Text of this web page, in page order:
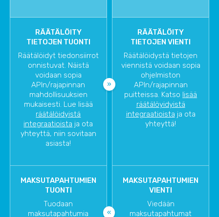
RÄÄTÄLÖITY
TIETOJEN TUONTI
Räätälöidyt tiedonsiirrot
onnistuvat. Näistä
voidaan sopia
APIn/rajapinnan
mahdollisuuksien
mukaisesti. Lue lisää
räätälöidyistä
integraatioista ja ota
yhteyttä, niin sovitaan
asiasta!
RÄÄTÄLÖITY
TIETOJEN VIENTI
Räätälöidystä tietojen
viennistä voidaan sopia
ohjelmiston
APIn/rajapinnan
puitteissa. Katso lisää
räätälöyidyistä
integraatioista ja ota
yhteyttä!
MAKSUTAPAHTUMIEN
TUONTI
Tuodaan
maksutapahtumia
MAKSUTAPAHTUMIEN
VIENTI
Viedään
maksutapahtumat